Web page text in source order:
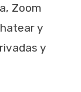
Zoom
y
y